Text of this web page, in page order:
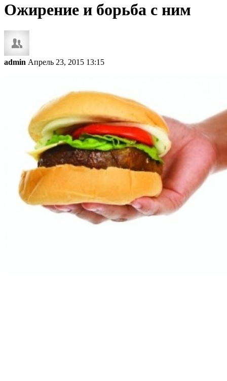
Ожирение и борьба с ним
admin Апрель 23, 2015 13:15